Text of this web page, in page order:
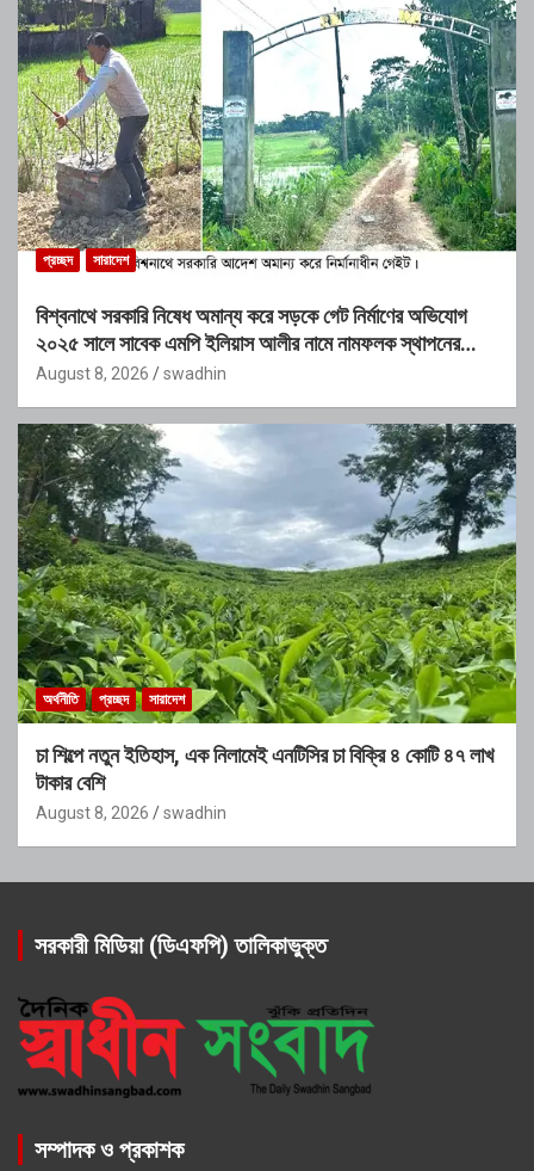
প্রচ্ছদ সারাদেশ
বিশ্বনাথে সরকারি নিষেধ অমান্য করে সড়কে গেট নির্মাণের অভিযোগ
২০২৫ সালে সাবেক এমপি ইলিয়াস আলীর নামে নামফলক স্থাপনের
অভিযোগ
August 8, 2026 swadhin
অর্থনীতি প্রচ্ছদ সারাদেশ
চা শিল্পে নতুন ইতিহাস, এক নিলামেই এনটিসির চা বিক্রি ৪ কোটি ৪৭ লাখ
টাকার বেশি
August 8, 2026 swadhin
সরকারী মিডিয়া (ডিএফপি) তালিকাভুক্ত
সম্পাদক ও প্রকাশক